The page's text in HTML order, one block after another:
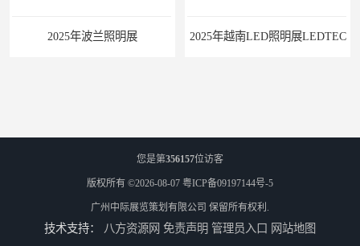
2025年波兰照明展 2025年越南LED照明展LEDTEC
您是第356157位访客
版权所有 ©2026-08-07 粤ICP备09197144号-5
广州中际展览策划有限公司 保留所有权利.
技术支持： 八方资源网 免责声明 管理员入口 网站地图